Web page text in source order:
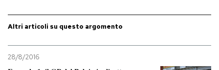
Altri articoli su questo argomento
28/8/2016